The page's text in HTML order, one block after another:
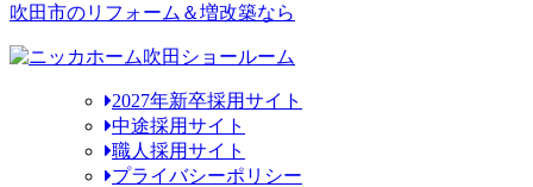
吹田市のリフォーム＆増改築なら
2027年新卒採用サイト
中途採用サイト
職人採用サイト
プライバシーポリシー